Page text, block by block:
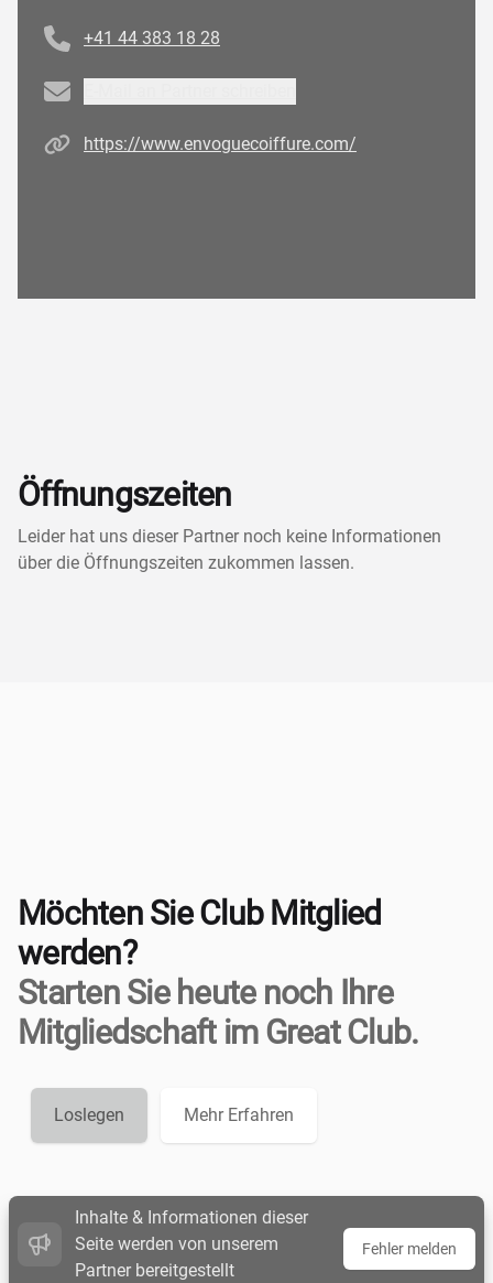
+41 44 383 18 28
Email
Homepagehttps://www.envoguecoiffure.com/
Öffnungszeiten
Leider hat uns dieser Partner noch keine Informationen
über die Öffnungszeiten zukommen lassen.
Möchten Sie Club Mitglied
werden?
Starten Sie heute noch Ihre
Mitgliedschaft im Great Club.
Loslegen Mehr Erfahren
Inhalte & Informationen dieser
Seite werden von unserem
Partner bereitgestellt
Fehler melden